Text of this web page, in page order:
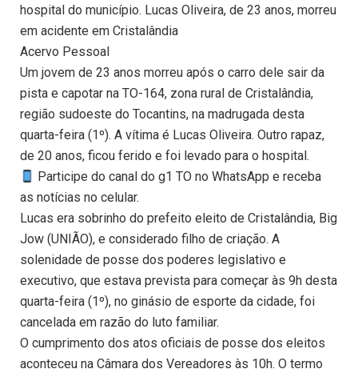
hospital do município. Lucas Oliveira, de 23 anos, morreu
em acidente em Cristalândia
Acervo Pessoal
Um jovem de 23 anos morreu após o carro dele sair da
pista e capotar na TO-164, zona rural de Cristalândia,
região sudoeste do Tocantins, na madrugada desta
quarta-feira (1º). A vítima é Lucas Oliveira. Outro rapaz,
de 20 anos, ficou ferido e foi levado para o hospital.
Participe do canal do g1 TO no WhatsApp e receba
as notícias no celular.
Lucas era sobrinho do prefeito eleito de Cristalândia, Big
Jow (UNIÃO), e considerado filho de criação. A
solenidade de posse dos poderes legislativo e
executivo, que estava prevista para começar às 9h desta
quarta-feira (1º), no ginásio de esporte da cidade, foi
cancelada em razão do luto familiar.
O cumprimento dos atos oficiais de posse dos eleitos
aconteceu na Câmara dos Vereadores às 10h. O termo